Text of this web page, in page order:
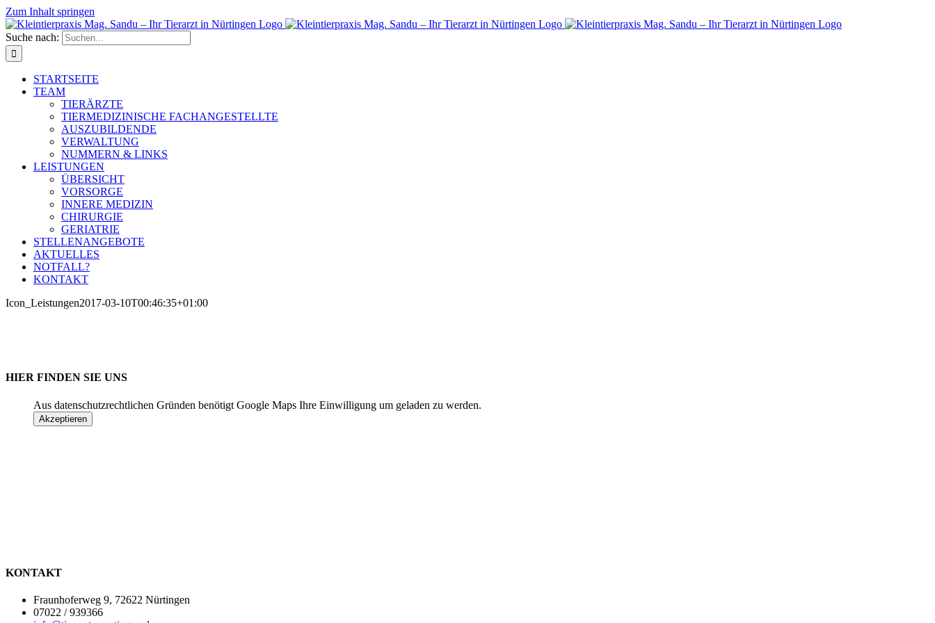
Zum Inhalt springen
Suche nach:
STARTSEITE
TEAM
TIERÄRZTE
TIERMEDIZINISCHE FACHANGESTELLTE
AUSZUBILDENDE
VERWALTUNG
NUMMERN & LINKS
LEISTUNGEN
ÜBERSICHT
VORSORGE
INNERE MEDIZIN
CHIRURGIE
GERIATRIE
STELLENANGEBOTE
AKTUELLES
NOTFALL?
KONTAKT
Icon_Leistungen2017-03-10T00:46:35+01:00
HIER FINDEN SIE UNS
Aus datenschutzrechtlichen Gründen benötigt Google Maps Ihre Einwilligung um geladen zu werden.
Akzeptieren
KONTAKT
Fraunhoferweg 9, 72622 Nürtingen
07022 / 939366